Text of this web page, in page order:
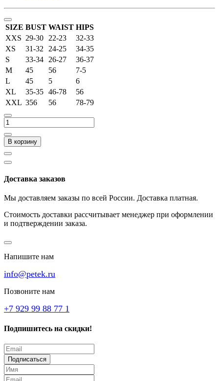
SIZE BUST WAIST HIPS
XXS 29-30 22-23
32-33
XS
31-32 24-25
34-35
S
33-34 26-27
36-37
M
45 56
7-5
L
45 5
6
XL
35-35 46-78
56
XXL 356 56 78-79
В корзину
Доставка заказов
Мы доставляем заказы по всей России. Доставка платная.
Стоимость доставки рассчитывает менеджер при оформлении
и подтверждении заказа.
Напишите нам
info@petek.ru
Позвоните нам
+7 929 99 88 77 1
Подпишитесь на скидки!
Подписаться